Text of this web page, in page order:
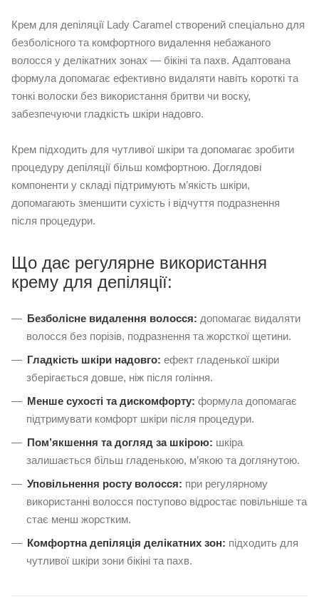
Крем для депіляції Lady Caramel створений спеціально для
безболісного та комфортного видалення небажаного
волосся у делікатних зонах — бікіні та пахв. Адаптована
формула допомагає ефективно видаляти навіть короткі та
тонкі волоски без використання бритви чи воску,
забезпечуючи гладкість шкіри надовго.
Крем підходить для чутливої шкіри та допомагає зробити
процедуру депіляції більш комфортною. Доглядові
компоненти у складі підтримують м’якість шкіри,
допомагають зменшити сухість і відчуття подразнення
після процедури.
Що дає регулярне використання
крему для депіляції:
Безболісне видалення волосся: допомагає видаляти
волосся без порізів, подразнення та жорсткої щетини.
Гладкість шкіри надовго: ефект гладенької шкіри
зберігається довше, ніж після гоління.
Менше сухості та дискомфорту: формула допомагає
підтримувати комфорт шкіри після процедури.
Пом’якшення та догляд за шкірою: шкіра
залишається більш гладенькою, м’якою та доглянутою.
Уповільнення росту волосся: при регулярному
використанні волосся поступово відростає повільніше та
стає менш жорстким.
Комфортна депіляція делікатних зон: підходить для
чутливої шкіри зони бікіні та пахв.